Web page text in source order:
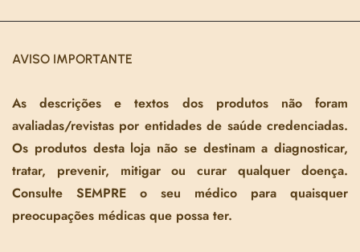
AVISO IMPORTANTE
As descrições e textos dos produtos não foram
avaliadas/revistas por entidades de saúde credenciadas.
Os produtos desta loja não se destinam a diagnosticar,
tratar, prevenir, mitigar ou curar qualquer doença.
Consulte SEMPRE o seu médico para quaisquer
preocupações médicas que possa ter.